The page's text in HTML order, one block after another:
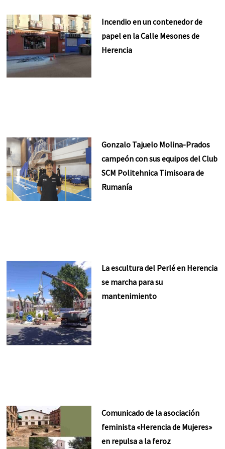
Incendio en un contenedor de
papel en la Calle Mesones de
Herencia
Gonzalo Tajuelo Molina-Prados
campeón con sus equipos del Club
SCM Politehnica Timisoara de
Rumanía
La escultura del Perlé en Herencia
se marcha para su
mantenimiento
Comunicado de la asociación
feminista «Herencia de Mujeres»
en repulsa a la feroz